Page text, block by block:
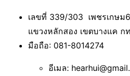
เลขที่ 339/303 เพชรเกษม
แขวงหลักสอง เขตบางแค ก
มือถือ: 081-8014274
อีเมล: